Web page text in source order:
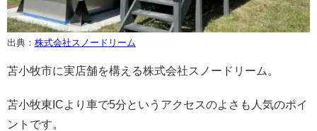
出典： 株式会社スノードリーム
苫小牧市に実店舗を構える株式会社スノードリーム。
苫小牧東ICより車で5分というアクセスのよさも人気のポイ
ントです。